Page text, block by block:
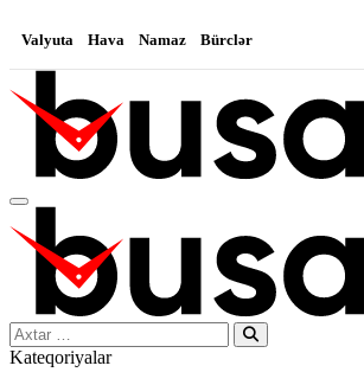
Valyuta Hava Namaz Bürclər
Search…
Kateqoriyalar